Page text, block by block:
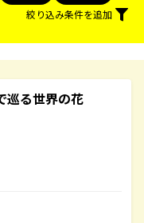
絞り込み条件を追加
る世界の花